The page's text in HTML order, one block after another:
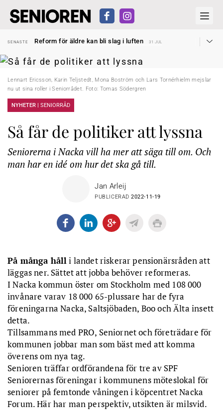
Reform för äldre kan bli slag i luften
Kravet: Nu måste 65-årsgränsen bort
SENASTE
Snart kan telefonförsäljning förbjudas i Sverige
SENASTE
Liten höjning av garantipensionen
27 JUL
SENASTE
Sven Hagströmer sommarpratar
26 JUL
Lennart Ericsson, Karin Teljstedt, Mona Boström och Lars Tornérhielm mejslar
nu ut sina roller i Seniorrådet. Foto: Tomas Södergren
NYHETER | SENIORRÅD
Så får de politiker att lyssna
Seniorerna i Nacka vill ha mer att säga till om. Och
man har en idé om hur det ska gå till.
Jan Arleij
PUBLICERAD2022-11-19
På många hålli landet riskerar pensionärsråden att
läggas ner. Sättet att jobba behöver reformeras.
I Nacka kommun öster om Stockholm med 108 000
invånare varav 18 000 65-plussare har de fyra
föreningarna Nacka, Saltsjöbaden, Boo och Älta insett
detta.
Tillsammans med PRO, Seniornet och företrädare för
kommunen jobbar man som bäst med att komma
överens om nya tag.
Senioren träffar ordförandena för tre av SPF
Seniorernas föreningar i kommunens möteslokal för
seniorer på femtonde våningen i köpcentret Nacka
Forum. Här har man perspektiv, utsikten är milsvid.